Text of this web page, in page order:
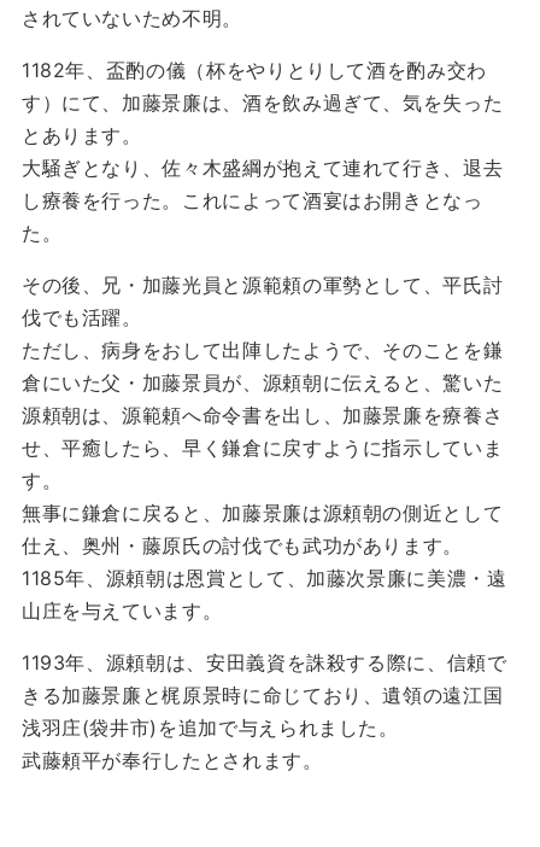
されていないため不明。
1182年、盃酌の儀（杯をやりとりして酒を酌み交わ
す）にて、加藤景廉は、酒を飲み過ぎて、気を失った
とあります。
大騒ぎとなり、佐々木盛綱が抱えて連れて行き、退去
し療養を行った。これによって酒宴はお開きとなっ
た。
その後、兄・加藤光員と源範頼の軍勢として、平氏討
伐でも活躍。
ただし、病身をおして出陣したようで、そのことを鎌
倉にいた父・加藤景員が、源頼朝に伝えると、驚いた
源頼朝は、源範頼へ命令書を出し、加藤景廉を療養さ
せ、平癒したら、早く鎌倉に戻すように指示していま
す。
無事に鎌倉に戻ると、加藤景廉は源頼朝の側近として
仕え、奥州・藤原氏の討伐でも武功があります。
1185年、源頼朝は恩賞として、加藤次景廉に美濃・遠
山庄を与えています。
1193年、源頼朝は、安田義資を誅殺する際に、信頼で
きる加藤景廉と梶原景時に命じており、遺領の遠江国
浅羽庄(袋井市)を追加で与えられました。
武藤頼平が奉行したとされます。